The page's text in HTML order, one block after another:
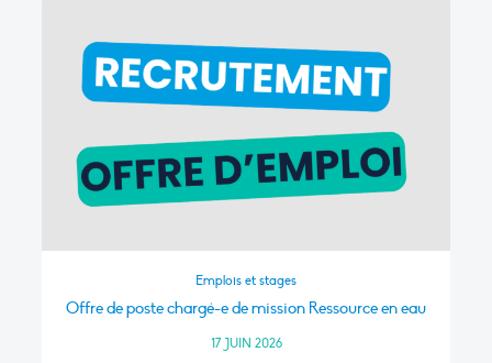
Emplois et stages
Offre de poste chargé-e de mission Ressource en eau
17 JUIN 2026